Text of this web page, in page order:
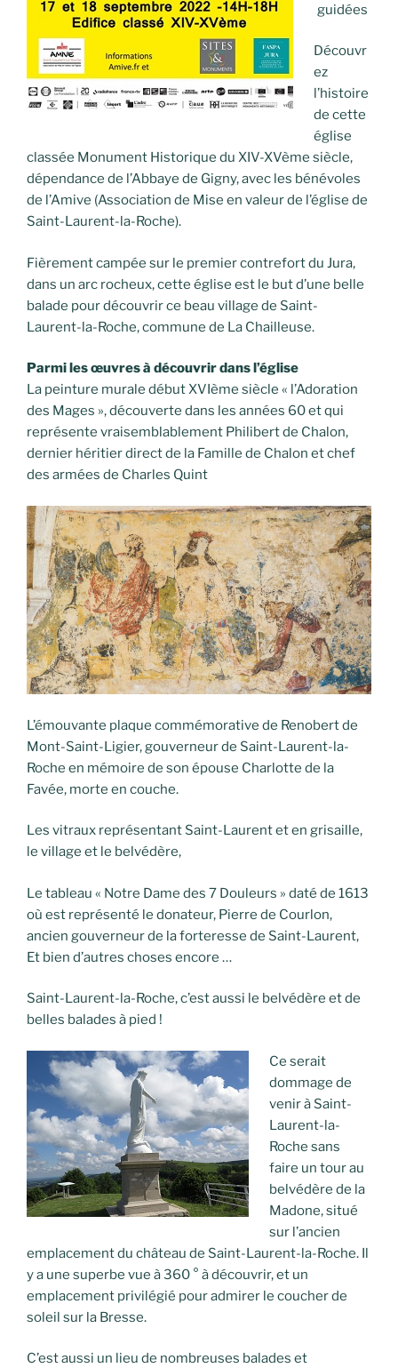
guidées
Découvr
ez
l’histoire
de cette
église
classée Monument Historique du XIV-XVème siècle,
dépendance de l’Abbaye de Gigny, avec les bénévoles
de l’Amive (Association de Mise en valeur de l’église de
Saint-Laurent-la-Roche).
Fièrement campée sur le premier contrefort du Jura,
dans un arc rocheux, cette église est le but d’une belle
balade pour découvrir ce beau village de Saint-
Laurent-la-Roche, commune de La Chailleuse.
Parmi les œuvres à découvrir dans l’église
La peinture murale début XVIème siècle « l’Adoration
des Mages », découverte dans les années 60 et qui
représente vraisemblablement Philibert de Chalon,
dernier héritier direct de la Famille de Chalon et chef
des armées de Charles Quint
L’émouvante plaque commémorative de Renobert de
Mont-Saint-Ligier, gouverneur de Saint-Laurent-la-
Roche en mémoire de son épouse Charlotte de la
Favée, morte en couche.
Les vitraux représentant Saint-Laurent et en grisaille,
le village et le belvédère,
Le tableau « Notre Dame des 7 Douleurs » daté de 1613
où est représenté le donateur, Pierre de Courlon,
ancien gouverneur de la forteresse de Saint-Laurent,
Et bien d’autres choses encore …
Saint-Laurent-la-Roche, c’est aussi le belvédère et de
belles balades à pied !
Ce serait
dommage de
venir à Saint-
Laurent-la-
Roche sans
faire un tour au
belvédère de la
Madone, situé
sur l’ancien
emplacement du château de Saint-Laurent-la-Roche. Il
y a une superbe vue à 360 ° à découvrir, et un
emplacement privilégié pour admirer le coucher de
soleil sur la Bresse.
C’est aussi un lieu de nombreuses balades et